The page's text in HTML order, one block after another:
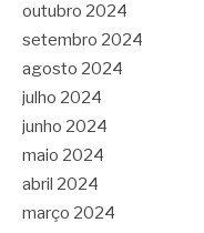
outubro 2024
setembro 2024
agosto 2024
julho 2024
junho 2024
maio 2024
abril 2024
março 2024